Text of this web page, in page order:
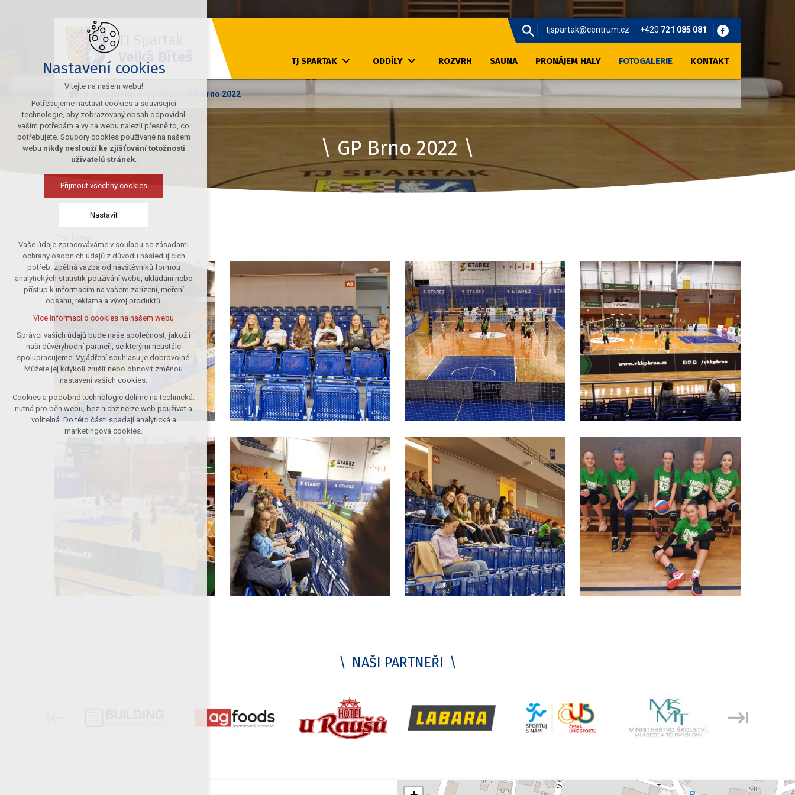
TJ Spartak
tjspartak@centrum.cz +420 721 085 081
TJ SPARTAK ODDÍLY ROZVRH SAUNA PRONÁJEM HALY FOTOGALERIE KONTAKT
GP Brno 2022
GP Brno 2022
NAŠI PARTNEŘI
Nastavení cookies
Vítejte na našem webu!
Potřebujeme nastavit cookies a související
technologie, aby zobrazovaný obsah odpovídal
vašim potřebám a vy na webu nalezli přesně to, co
potřebujete. Soubory cookies používané na našem
webu nikdy neslouží ke zjišťování totožnosti
uživatelů stránek.
Přijmout všechny cookies
Nastavit
Technická cookies
nutná pro provozování webu
udržení kontextu stránek (session):
případná přihlášení, volby jazyka, apod.
Volitelná cookies
analytická pro anonymizované
vyhodnocení návštěvnosti
marketingová cookies (Google)
Více informací o cookies na našem webu
Přijmout všechny cookies
Odmítnout vše
Vaše údaje zpracováváme v souladu se zásadami
ochrany osobních údajů z důvodu následujících
potřeb: zpětná vazba od návštěvníků formou
analytických statistik používání webu, ukládání nebo
přístup k informacím na vašem zařízení, měření
obsahu, reklama a vývoj produktů.
Více informací o cookies na našem webu
Správci vašich údajů bude naše společnost, jakož i
naši důvěryhodní partneři, se kterými neustále
spolupracujeme. Vyjádření souhlasu je dobrovolné.
Můžete jej kdykoli zrušit nebo obnovit změnou
nastavení vašich cookies.
Cookies a podobné technologie dělíme na technická:
nutná pro běh webu, bez nichž nelze web používat a
volitelná. Do této části spadají analytická a
marketingová cookies.